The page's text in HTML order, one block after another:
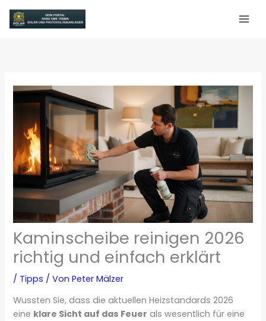
Inhalt
Kaminscheibe reinigen 2026
richtig und einfach erklärt
/ Tipps / VonPeter Mälzer
Wussten Sie, dass die aktuellen Heizstandards 2026
eine klare Sicht auf das Feuer als wesentlich für eine